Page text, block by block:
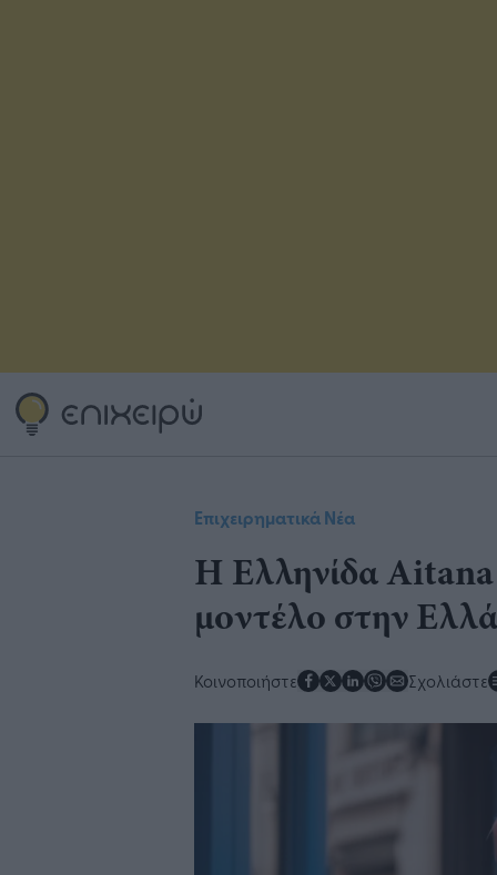
Επιχειρηματικά Νέα
Η Ελληνίδα
μοντέλο στην
Κοινοποιήστε Σχολιάστε